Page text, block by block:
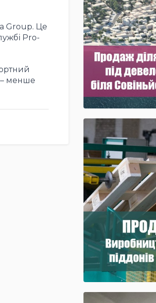
Group. Це
Pro-
– менше